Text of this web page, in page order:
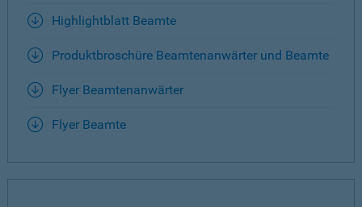
Highlightblatt Beamte
Produktbroschüre Beamtenanwärter und Beamte
Flyer Beamtenanwärter
Flyer Beamte